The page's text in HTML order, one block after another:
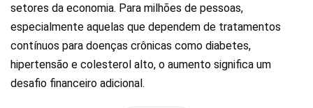
setores da economia. Para milhões de pessoas,
especialmente aquelas que dependem de tratamentos
contínuos para doenças crônicas como diabetes,
hipertensão e colesterol alto, o aumento significa um
desafio financeiro adicional.